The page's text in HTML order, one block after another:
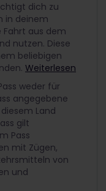
dich zu
in deinem
Fahrt aus dem
nutzen. Diese
beliebigen
Weiterlesen
weder für
angegebene
Land
gilt
Pass
mit Zügen,
von
und